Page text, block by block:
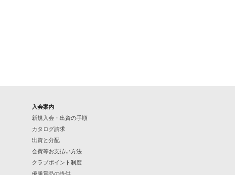
入会案内
新規入会・出資の手順
カタログ請求
出資と分配
会費等お支払い方法
クラブポイント制度
優勝賞品の提供